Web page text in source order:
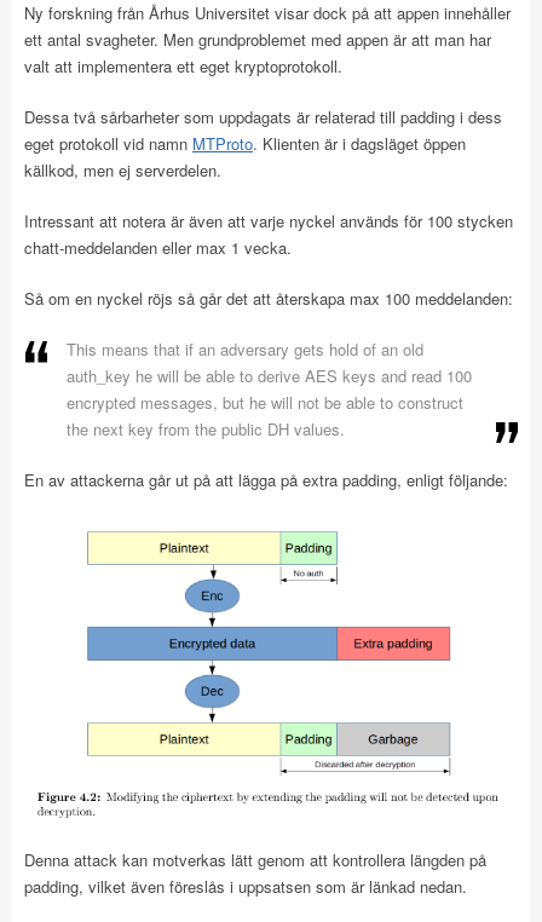
Ny forskning från Århus Universitet visar dock på att appen innehåller
ett antal svagheter. Men grundproblemet med appen är att man har
valt att implementera ett eget kryptoprotokoll.
Dessa två sårbarheter som uppdagats är relaterad till padding i dess
eget protokoll vid namn MTProto. Klienten är i dagsläget öppen
källkod, men ej serverdelen.
Intressant att notera är även att varje nyckel används för 100 stycken
chatt-meddelanden eller max 1 vecka.
Så om en nyckel röjs så går det att återskapa max 100 meddelanden:
This means that if an adversary gets hold of an old
auth_key he will be able to derive AES keys and read 100
encrypted messages, but he will not be able to construct
the next key from the public DH values.
En av attackerna går ut på att lägga på extra padding, enligt följande:
Denna attack kan motverkas lätt genom att kontrollera längden på
padding, vilket även föreslås i uppsatsen som är länkad nedan.